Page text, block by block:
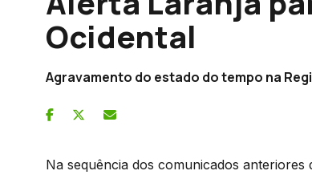
Ocidental
Agravamento do estado do tempo na
Na sequência dos comunicados